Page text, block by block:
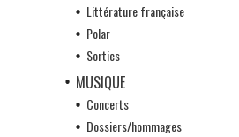
Littérature française
Polar
Sorties
MUSIQUE
Concerts
Dossiers/hommages